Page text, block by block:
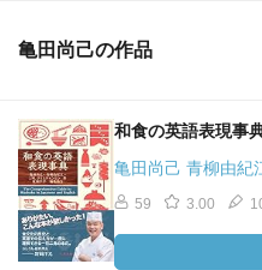
亀田尚己の作品
和食の英語表現事
亀田尚己 青柳由紀
59 3.00